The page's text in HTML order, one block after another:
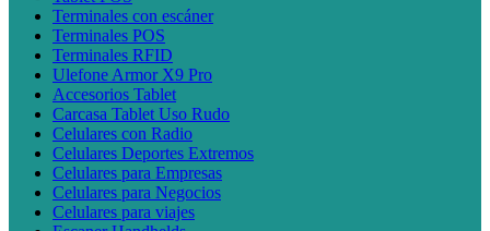
Terminales con escáner
Terminales POS
Terminales RFID
Ulefone Armor X9 Pro
Accesorios Tablet
Carcasa Tablet Uso Rudo
Celulares con Radio
Celulares Deportes Extremos
Celulares para Empresas
Celulares para Negocios
Celulares para viajes